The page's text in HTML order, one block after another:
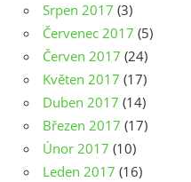
Srpen 2017 (3)
Červenec 2017 (5)
Červen 2017 (24)
Květen 2017 (17)
Duben 2017 (14)
Březen 2017 (17)
Únor 2017 (10)
Leden 2017 (16)